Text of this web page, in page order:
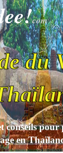
com
du
conseils
en